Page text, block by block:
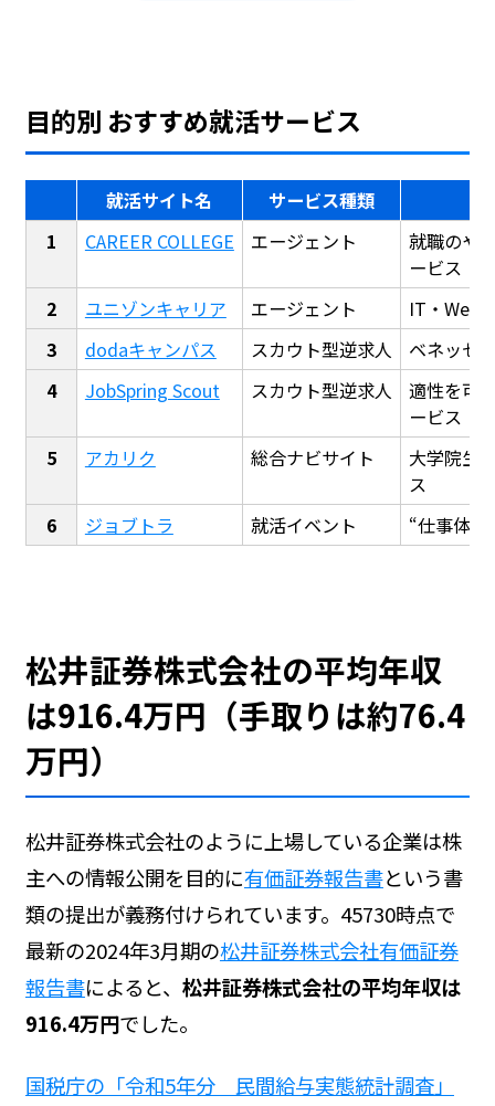
目的別 おすすめ就活サービス
就活サイト名
サービス種類
CAREER COLLEGE
エージェント
就職のや
ービス
ユニゾンキャリア
エージェント
IT・Web
dodaキャンパス
スカウト型逆求人
ベネッセ
JobSpring Scout
スカウト型逆求人
適性を可
ービス
アカリク
総合ナビサイト
大学院生
ス
ジョブトラ
就活イベント “仕事体
松井証券株式会社の平均年収
は916.4万円（手取りは約76.4
万円）
松井証券株式会社のように上場している企業は株
主への情報公開を目的に有価証券報告書という書
類の提出が義務付けられています。45730時点で
最新の2024年3月期の松井証券株式会社有価証券
報告書によると、 松井証券株式会社の平均年収は
916.4万円でした。
国税庁の「令和5年分 民間給与実態統計調査」